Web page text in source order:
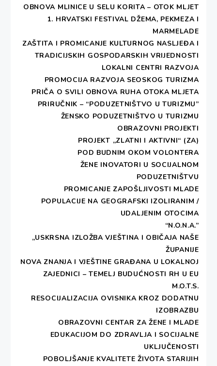
OBNOVA MLINICE U SELU KORITA – OTOK MLJET
1. HRVATSKI FESTIVAL DŽEMA, PEKMEZA I
MARMELADE
ZAŠTITA I PROMICANJE KULTURNOG NASLJEĐA I
TRADICIJSKIH GOSPODARSKIH VRIJEDNOSTI
LOKALNI CENTRI RAZVOJA
PROMOCIJA RAZVOJA SEOSKOG TURIZMA
PRIČA O SVILI OBNOVA RUHA OTOKA MLJETA
PRIRUČNIK – “PODUZETNIŠTVO U TURIZMU”
ŽENSKO PODUZETNIŠTVO U TURIZMU
OBRAZOVNI PROJEKTI
PROJEKT „ZLATNI I AKTIVNI“ (ZA)
POD BUDNIM OKOM VOLONTERA
ŽENE INOVATORI U SOCIJALNOM
PODUZETNIŠTVU
PROMICANJE ZAPOŠLJIVOSTI MLADE
POPULACIJE NA GEOGRAFSKI IZOLIRANIM /
UDALJENIM OTOCIMA
“N.O.N.A.”
„USKRSNA IZLOŽBA VJEŠTINA I OBIČAJA NAŠE
ŽUPANIJE
NOVA ZNANJA I VJEŠTINE GRAĐANA U LOKALNOJ
ZAJEDNICI – TEMELJ BUDUĆNOSTI RH U EU
M.O.T.S.
RESOCIJALIZACIJA OVISNIKA KROZ DODATNU
IZOBRAZBU
OBRAZOVNI CENTAR ZA ŽENE I MLADE
EDUKACIJOM DO ZDRAVLJA I SOCIJALNE
UKLJUČENOSTI
POBOLJŠANJE KVALITETE ŽIVOTA STARIJIH
4. VELJAČE 2014
Udruge Deša i Dubrovačka naranča I ove
su godine uspješno organizirale Dan ljute
naranče. Volonterke i volonteri vrijedno su
od 9 do 16 h prezentirali I prodavali
delicije spravljene od dubrovačke ljute
naranče. Sav prihod prikupljen od prodaje
slatko ljutih […]
Copyright DESA - All rights reserved.
Thememattic